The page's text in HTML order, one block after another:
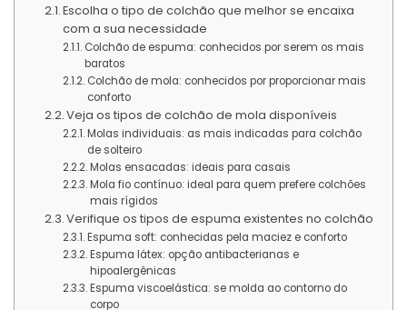
Escolha o tipo de colchão que melhor se encaixa
com a sua necessidade
Colchão de espuma: conhecidos por serem os mais
baratos
Colchão de mola: conhecidos por proporcionar mais
conforto
Veja os tipos de colchão de mola disponíveis
Molas individuais: as mais indicadas para colchão
de solteiro
Molas ensacadas: ideais para casais
Mola fio contínuo: ideal para quem prefere colchões
mais rígidos
Verifique os tipos de espuma existentes no colchão
Espuma soft: conhecidas pela maciez e conforto
Espuma látex: opção antibacterianas e
hipoalergênicas
Espuma viscoelástica: se molda ao contorno do
corpo